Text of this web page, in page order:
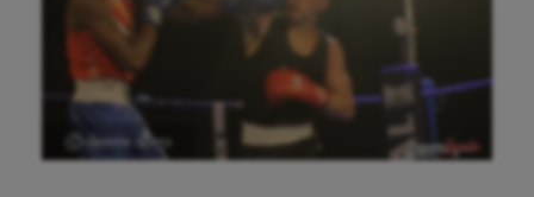
Ⓒ Gazette Sports